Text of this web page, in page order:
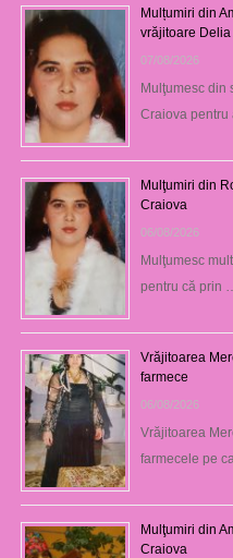
Mulțumiri din
vrăjitoare
07/08/2026
Mulţumesc din
Craiova pentru
Mulţumiri din
Craiova
06/08/2026
Mulţumesc
pentru că prin …
Vrăjitoarea
farmece
06/08/2026
Vrăjitoarea
farmecele pe
Mulţumiri din
Craiova